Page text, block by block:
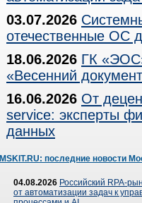
03.07.2026
отечественные ОС
18.06.2026 ГК
«Весенний
16.06.2026 От
service: эксперты
данных
MSKIT.RU: последние новости
04.08.2026 Российский RPA-
от автоматизации задач к